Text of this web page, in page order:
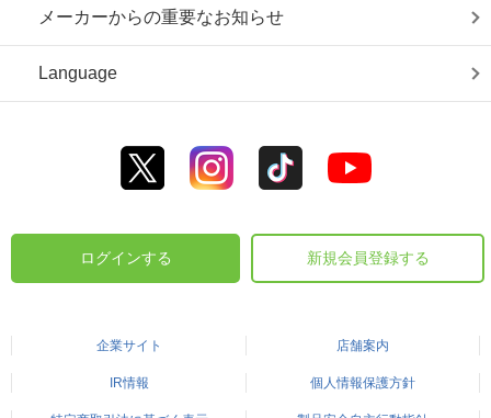
メーカーからの重要なお知らせ
Language
ログインする 新規会員登録する
企業サイト 店舗案内
IR情報 個人情報保護方針